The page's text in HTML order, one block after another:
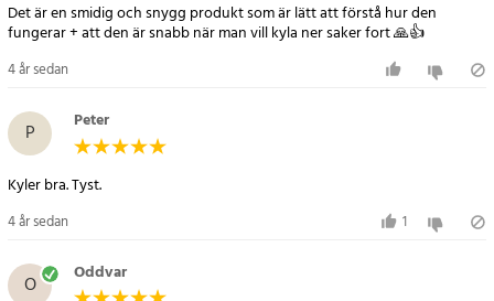
Det är en smidig och snygg produkt som är lätt att förstå hur den
fungerar + att den är snabb när man vill kyla ner saker fort 🙏👍
4 år sedan
P Peter
Kyler bra. Tyst.
4 år sedan 1
O Oddvar